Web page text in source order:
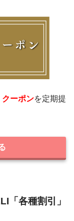
クーポンを定期提
「各種割引」